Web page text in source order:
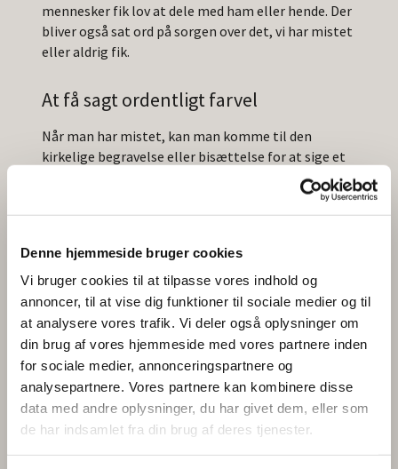
Denne hjemmeside bruger cookies
Vi bruger cookies til at tilpasse vores indhold og
annoncer, til at vise dig funktioner til sociale medier og til
at analysere vores trafik. Vi deler også oplysninger om
din brug af vores hjemmeside med vores partnere inden
for sociale medier, annonceringspartnere og
analysepartnere. Vores partnere kan kombinere disse
data med andre oplysninger, du har givet dem, eller som
de har indsamlet fra din brug af deres tjenester.
mennesker fik lov at dele med ham eller hende. Der
bliver også sat ord på sorgen over det, vi har mistet
eller aldrig fik.
At få sagt ordentligt farvel
Når man har mistet, kan man komme til den
kirkelige begravelse eller bisættelse for at sige et
sidste farvel. Samtidig hører vi, hvad det kristne
budskab har at sige til mennesker, som sørger og
savner.
Ved en begravelse eller bisættelse kaster præsten
jord på kisten og beder en bøn, hvor vi takker Gud
for det håb, mennesket har fået gennem Jesus´
opstandelse fra de døde. Den samme bøn bliver
bedt før dåben. På den måde begynder og slutter et
kristent menneskes liv på jorden med tak.
Salmer, bøn og tale
Salmerne ved en begravelse giver os billeder på
opstandelse og evigt liv. Bønnerne sætter ord på